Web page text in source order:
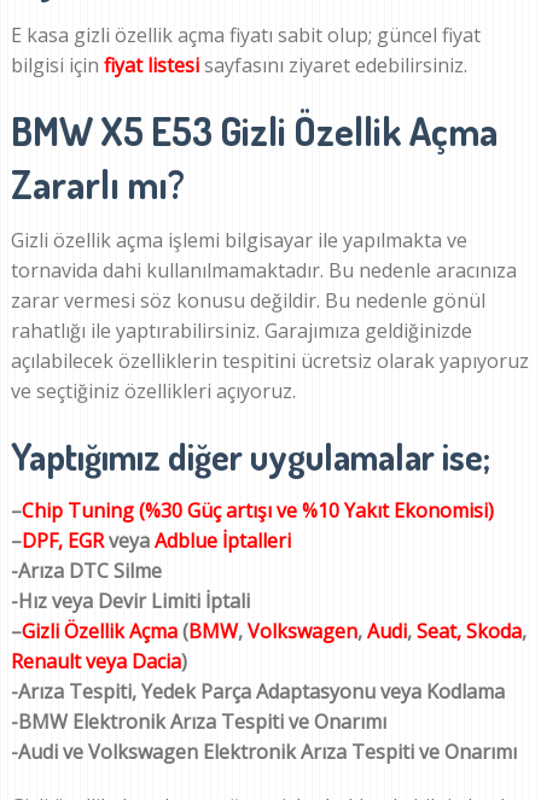
E kasa gizli özellik açma fiyatı sabit olup; güncel fiyat
bilgisi için fiyat listesisayfasını ziyaret edebilirsiniz.
BMW X5 E53 Gizli Özellik Açma
Zararlı mı?
Gizli özellik açma işlemi bilgisayar ile yapılmakta ve
tornavida dahi kullanılmamaktadır. Bu nedenle aracınıza
zarar vermesi söz konusu değildir. Bu nedenle gönül
rahatlığı ile yaptırabilirsiniz. Garajımıza geldiğinizde
açılabilecek özelliklerin tespitini ücretsiz olarak yapıyoruz
ve seçtiğiniz özellikleri açıyoruz.
Yaptığımız diğer uygulamalar ise;
–Chip Tuning (%30 Güç artışı ve %10 Yakıt Ekonomisi)
–DPF, EGRveyaAdblue İptalleri
-Arıza DTC Silme
-Hız veya Devir Limiti İptali
–Gizli Özellik Açma(BMW,Volkswagen,Audi,Seat, Skoda,
Renault veya Dacia)
-Arıza Tespiti, Yedek Parça Adaptasyonu veya Kodlama
-BMW Elektronik Arıza Tespiti ve Onarımı
-Audi ve Volkswagen Elektronik Arıza Tespiti ve Onarımı